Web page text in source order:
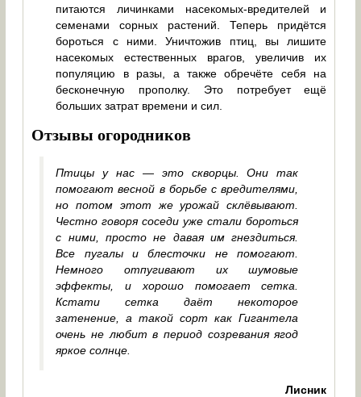
питаются личинками насекомых-вредителей и
семенами сорных растений. Теперь придётся
бороться с ними. Уничтожив птиц, вы лишите
насекомых естественных врагов, увеличив их
популяцию в разы, а также обречёте себя на
бесконечную прополку. Это потребует ещё
больших затрат времени и сил.
Отзывы огородников
Птицы у нас — это скворцы. Они так
помогают весной в борьбе с вредителями,
но потом этот же урожай склёвывают.
Честно говоря соседи уже стали бороться
с ними, просто не давая им гнездиться.
Все пугалы и блесточки не помогают.
Немного отпугивают их шумовые
эффекты, и хорошо помогает сетка.
Кстати сетка даёт некоторое
затенение, а такой сорт как Гигантела
очень не любит в период созревания ягод
яркое солнце.
Лисник